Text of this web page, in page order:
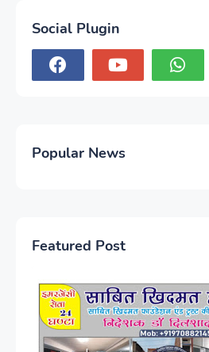
Social Plugin
Popular News
Featured Post